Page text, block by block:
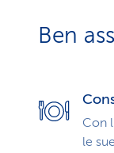
Ben
Con
le